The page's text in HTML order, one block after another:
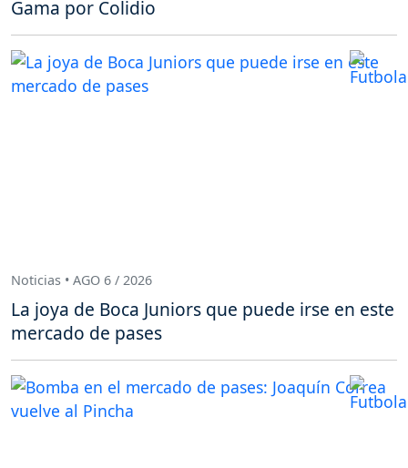
Gama por Colidio
Noticias • AGO 6 / 2026
La joya de Boca Juniors que puede irse en este
mercado de pases